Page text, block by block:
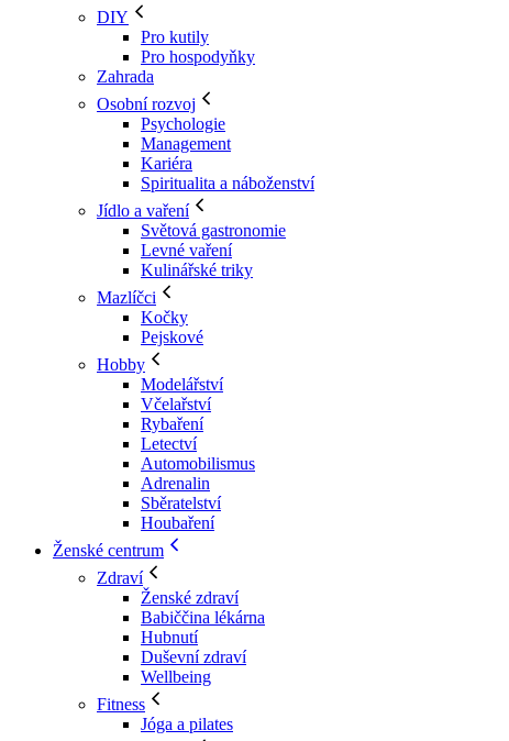
DIY
Pro kutily
Pro hospodyňky
Zahrada
Osobní rozvoj
Psychologie
Management
Kariéra
Spiritualita a náboženství
Jídlo a vaření
Světová gastronomie
Levné vaření
Kulinářské triky
Mazlíčci
Kočky
Pejskové
Hobby
Modelářství
Včelařství
Rybaření
Letectví
Automobilismus
Adrenalin
Sběratelství
Houbaření
Ženské centrum
Zdraví
Ženské zdraví
Babiččina lékárna
Hubnutí
Duševní zdraví
Wellbeing
Fitness
Jóga a pilates